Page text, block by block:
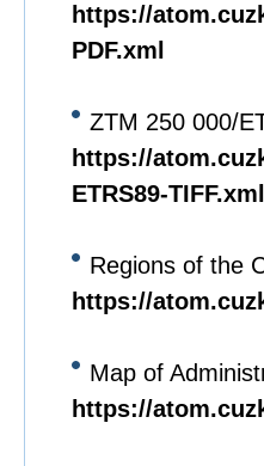
https://
PDF.xml
ZTM 250 000/
https://
ETRS89-TIFF.xml
Regions of the
https://
Map of
https://